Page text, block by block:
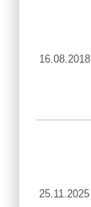
16.08.2018
25.11.2025